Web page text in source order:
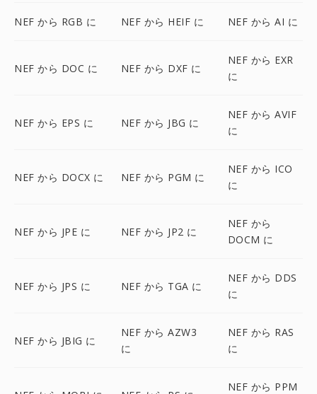
NEF から RGB に NEF から HEIF に NEF から AI に
NEF から DOC に NEF から DXF に
NEF から EXR
に
NEF から EPS に NEF から JBG に
NEF から AVIF
に
NEF から DOCX に NEF から PGM に
NEF から ICO
に
NEF から JPE に NEF から JP2 に
NEF から
DOCM に
NEF から JPS に NEF から TGA に
NEF から DDS
に
NEF から JBIG に
NEF から AZW3
に
NEF から RAS
に
NEF から PPM